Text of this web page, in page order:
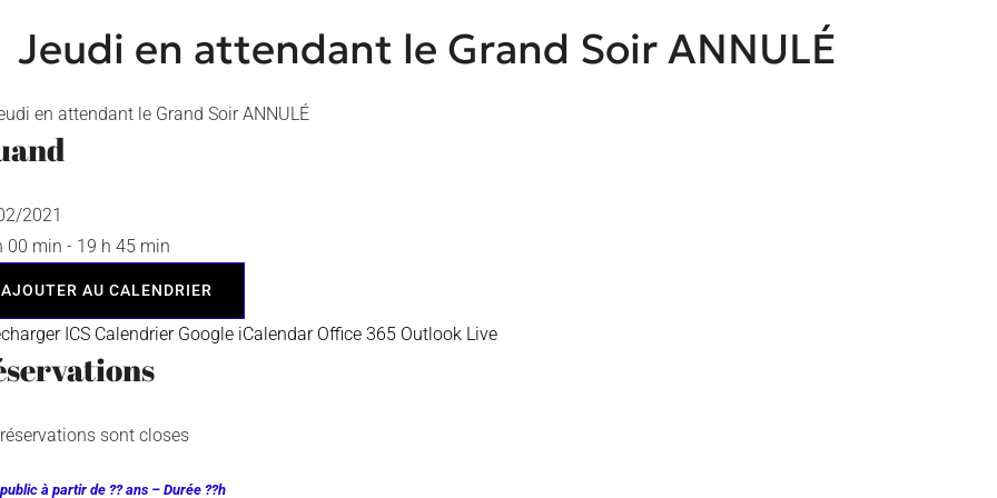
Jeudi en attendant le Grand Soir ANNULÉ
2021
00 min - 19 h 45 min
AJOUTER AU CALENDRIER
ICS Calendrier Google iCalendar Office 365 Outlook Live
sont closes
à partir de ?? ans – Durée ??h